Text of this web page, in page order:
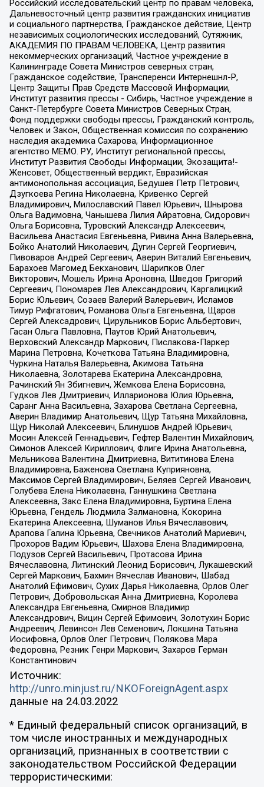
Российский исследовательский центр по правам человека,
Дальневосточный центр развития гражданских инициатив
и социального партнерства, Гражданское действие, Центр
независимых социологических исследований, Сутяжник,
АКАДЕМИЯ ПО ПРАВАМ ЧЕЛОВЕКА, Центр развития
некоммерческих организаций, Частное учреждение в
Калининграде Совета Министров северных стран,
Гражданское содействие, Трансперенси Интернешнл-Р,
Центр Защиты Прав Средств Массовой Информации,
Институт развития прессы - Сибирь, Частное учреждение в
Санкт-Петербурге Совета Министров Северных Стран,
Фонд поддержки свободы прессы, Гражданский контроль,
Человек и Закон, Общественная комиссия по сохранению
наследия академика Сахарова, Информационное
агентство МЕМО. РУ, Институт региональной прессы,
Институт Развития Свободы Информации, Экозащита!-
Женсовет, Общественный вердикт, Евразийская
антимонопольная ассоциация, Бедушев Петр Петрович,
Дзугкоева Регина Николаевна, Кривенко Сергей
Владимирович, Милославский Павел Юрьевич, Шнырова
Ольга Вадимовна, Чанышева Лилия Айратовна, Сидорович
Ольга Борисовна, Туровский Александр Алексеевич,
Васильева Анастасия Евгеньевна, Ривина Анна Валерьевна,
Бойко Анатолий Николаевич, Дугин Сергей Георгиевич,
Пивоваров Андрей Сергеевич, Аверин Виталий Евгеньевич,
Барахоев Магомед Бекханович, Шарипков Олег
Викторович, Мошель Ирина Ароновна, Шведов Григорий
Сергеевич, Пономарев Лев Александрович, Каргалицкий
Борис Юльевич, Созаев Валерий Валерьевич, Исламов
Тимур Рифгатович, Романова Ольга Евгеньевна, Щаров
Сергей Алексадрович, Цирульников Борис Альбертович,
Гасан Ольга Павловна, Паутов Юрий Анатольевич,
Верховский Александр Маркович, Пислакова-Паркер
Марина Петровна, Кочеткова Татьяна Владимировна,
Чуркина Наталья Валерьевна, Акимова Татьяна
Николаевна, Золотарева Екатерина Александровна,
Рачинский Ян Збигневич, Жемкова Елена Борисовна,
Гудков Лев Дмитриевич, Илларионова Юлия Юрьевна,
Саранг Анна Васильевна, Захарова Светлана Сергеевна,
Аверин Владимир Анатольевич, Щур Татьяна Михайловна,
Щур Николай Алексеевич, Блинушов Андрей Юрьевич,
Мосин Алексей Геннадьевич, Гефтер Валентин Михайлович,
Симонов Алексей Кириллович, Флиге Ирина Анатольевна,
Мельникова Валентина Дмитриевна, Вититинова Елена
Владимировна, Баженова Светлана Куприяновна,
Максимов Сергей Владимирович, Беляев Сергей Иванович,
Голубева Елена Николаевна, Ганнушкина Светлана
Алексеевна, Закс Елена Владимировна, Буртина Елена
Юрьевна, Гендель Людмила Залмановна, Кокорина
Екатерина Алексеевна, Шуманов Илья Вячеславович,
Арапова Галина Юрьевна, Свечников Анатолий Мариевич,
Прохоров Вадим Юрьевич, Шахова Елена Владимировна,
Подузов Сергей Васильевич, Протасова Ирина
Вячеславовна, Литинский Леонид Борисович, Лукашевский
Сергей Маркович, Бахмин Вячеслав Иванович, Шабад
Анатолий Ефимович, Сухих Дарья Николаевна, Орлов Олег
Петрович, Добровольская Анна Дмитриевна, Королева
Александра Евгеньевна, Смирнов Владимир
Александрович, Вицин Сергей Ефимович, Золотухин Борис
Андреевич, Левинсон Лев Семенович, Локшина Татьяна
Иосифовна, Орлов Олег Петрович, Полякова Мара
Федоровна, Резник Генри Маркович, Захаров Герман
Константинович
Источник:
http://unro.minjust.ru/NKOForeignAgent.aspx
данные на 24.03.2022
* Единый федеральный список организаций, в
том числе иностранных и международных
организаций, признанных в соответствии с
законодательством Российской Федерации
террористическими: